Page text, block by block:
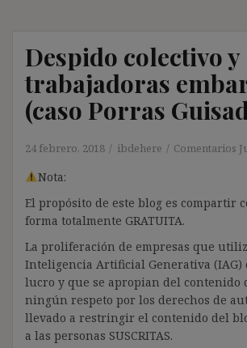
Despido colectivo y
trabajadoras
(caso Porras
24 febrero, 2018 ibdehere Comentarios
Nota:
El propósito de este blog es compartir
forma totalmente GRATUITA.
La proliferación de empresas que
Inteligencia Artificial Generativa (IAG)
lucro y que se apropian del contenido
ningún respeto por los derechos de
llevado a restringir el contenido del
a las personas SUSCRITAS.